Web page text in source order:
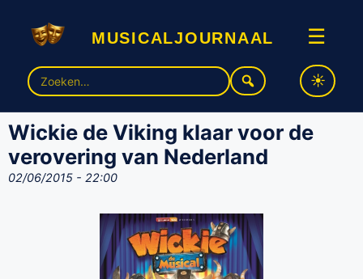
musicaljournaal ☰
Zoek
naar:
Wickie de Viking klaar voor de
verovering van Nederland
02/06/2015 - 22:00